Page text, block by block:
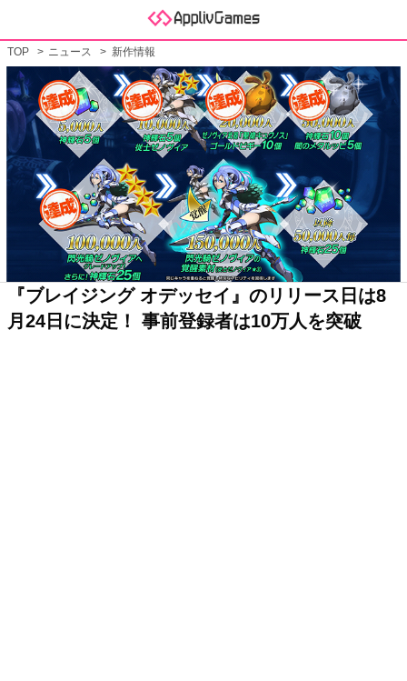
TOP ニュース 新作情報
『ブレイジング オデッセイ』のリリース日は8
月24日に決定！ 事前登録者は10万人を突破